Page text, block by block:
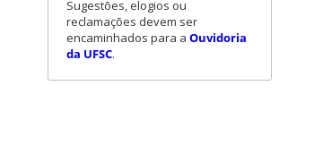
Sugestões, elogios ou
reclamações devem ser
encaminhados para a Ouvidoria
da UFSC.